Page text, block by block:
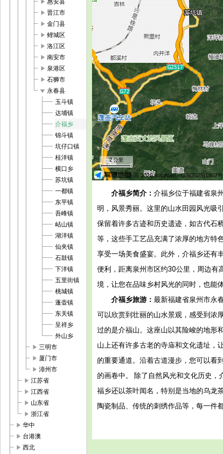
惠安县
play_arrow 晋江市
play_arrow 金门县
play_arrow 鲤城区
play_arrow 洛江区
play_arrow 南安市
play_arrow 泉港区
play_arrow 石狮市
play_arrow 永春县
玉斗镇
达埔镇
介福乡
锦斗镇
坑仔口镇
桂洋镇
横口乡
苏坑镇
一都镇
东平镇
吾峰镇
岵山镇
湖洋镇
仙夹镇
石鼓镇
下洋镇
五里街镇
桃城镇
蓬壶镇
东关镇
呈祥乡
外山乡
play_arrow 三明市
play_arrow 厦门市
play_arrow 漳州市
play_arrow 江苏省
play_arrow 江西省
play_arrow 山东省
play_arrow 浙江省
play_arrow 华中
play_arrow 台港澳
play_arrow 西北
2 公里
© 2026 AutoNavi- GS(2025)1807号
介福乡简介： 介福乡位于福建省泉
明，风景秀丽。这里的山水田园风光吸
保留着许多古迹和历史遗迹，如古代石
等，这些手工艺品充满了浓厚的地方特
享受一场美食盛宴。此外，介福乡还有
便利，距离泉州市区约30公里，周边有
境，让您在品味乡村风光的同时，也能
介福乡旅游： 最新福建省泉州市永
可以欣赏到壮丽的山水景观，感受到浓
过的是介福山。这座山以其险峻的地形
山上还有许多古老的寺庙和文化遗址，
的重要通道。沿着古道漫步，您可以看
的画卷中。 除了自然风光和文化历史
福乡还以茶叶闻名，特别是当地的乌龙
陶瓷制品、传统的刺绣作品等，每一件